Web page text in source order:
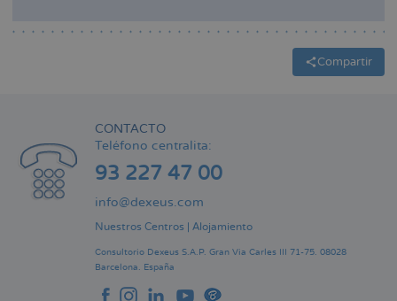
Compartir
CONTACTO
Teléfono centralita:
93 227 47 00
info@dexeus.com
Nuestros Centros Alojamiento
Consultorio Dexeus S.A.P. Gran Via Carles III 71-75. 08028
Barcelona. España